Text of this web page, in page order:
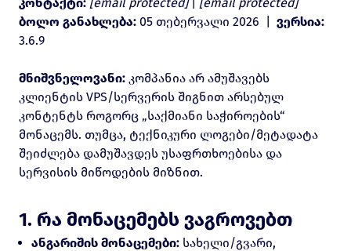
ბოლო განახლება: 05 თებერვალი 2026 | ვერსია:
3.6.9
მნიშვნელოვანი: კომპანია არ ამუშავებს
კლიენტის VPS/სერვერის შიგნით არსებულ
კონტენტს როგორც „საქმიანი საჭიროების“
მონაცემს. თუმცა, ტექნიკური ლოგები/მეტადატა
შეიძლება დამუშავდეს უსაფრთხოებისა და
სერვისის მიწოდების მიზნით.
1. რა მონაცემებს ვაგროვებთ
ანგარიშის მონაცემები: სახელი/გვარი,